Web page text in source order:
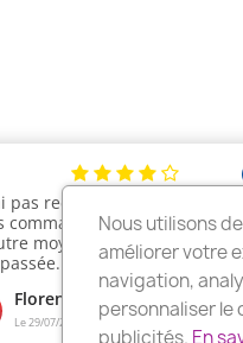
Nous utilisons
améliorer votre
navigation,
personnaliser le
publicités. En